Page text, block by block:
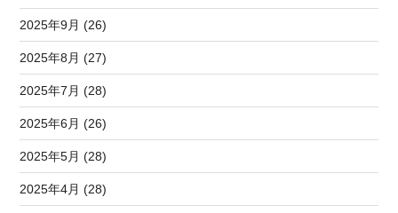
2025年9月 (26)
2025年8月 (27)
2025年7月 (28)
2025年6月 (26)
2025年5月 (28)
2025年4月 (28)